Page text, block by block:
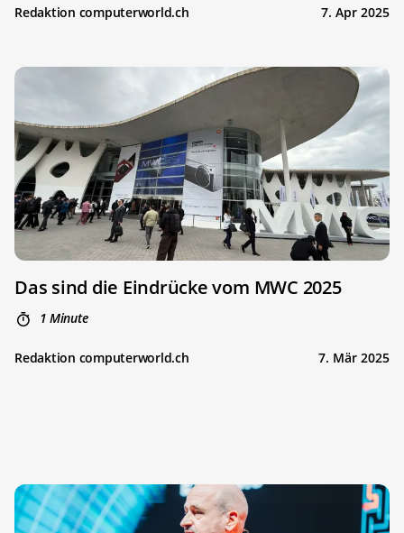
Redaktion computerworld.ch 7. Apr 2025
Das sind die Eindrücke vom MWC 2025
1 Minute
Redaktion computerworld.ch 7. Mär 2025